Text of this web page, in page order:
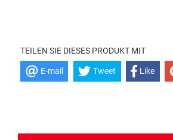
TEILEN SIE DIESES PRODUKT MIT
E-mail Tweet Like